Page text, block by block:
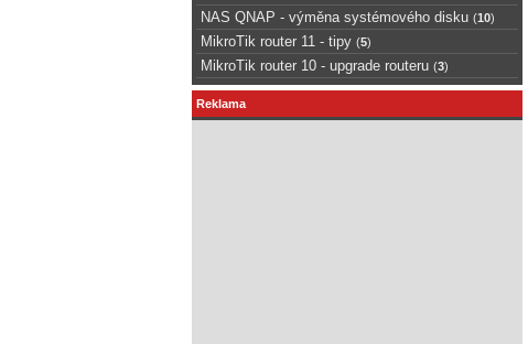
NAS QNAP - výměna systémového disku (10)
MikroTik router 11 - tipy (5)
MikroTik router 10 - upgrade routeru (3)
Reklama